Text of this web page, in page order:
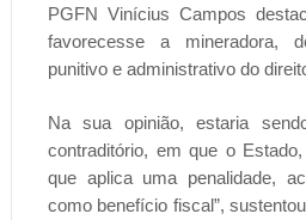
PGFN Vinícius Campos
favorecesse a mineradora,
punitivo e administrativo do
Na sua opinião, estaria
contraditório, em que o
que aplica uma penalidade,
como benefício fiscal”,